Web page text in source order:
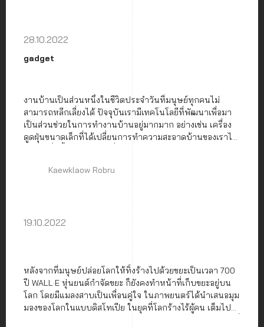
28.10.2022
gadget
งานบ้านเป็นส่วนหนึ่งในชีวิตประจำวันที่มนุษย์ทุกคนไม่
สามารถหลีกเลี่ยงได้ ปัจจุบันเรามีเทคโนโลยีที่พัฒนาเพื่อมา
เป็นส่วนช่วยในการทำงานบ้านอยู่มากมาก อย่างเช่น เครื่อง
ดูดฝุ่นขนาดเล็กที่ได้เปลี่ยนการทำความสะอาดบ้านของเราไป
Kaewklaow Robru
19.10.2022
หลังจากที่มนุษย์ปล่อยโลกให้ทิ้งร้างไปด้วยขยะเป็นเวลา 700
ปี WALL·E หุ่นยนต์กำจัดขยะ ก็ยังคงทำหน้าที่เก็บขยะอยู่บน
โลก โดยมีแมลงสาบเป็นเพื่อนคู่ใจ ในภาพยนตร์ได้นำเสนอมุม
มองของโลกในแบบดิสโทเปีย ในยุคที่โลกร้างไร้ผู้คน เต็มไป